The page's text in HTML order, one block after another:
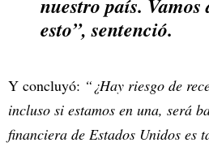
nuestro país. Vamos
esto”, sentenció.
Y concluyó: “¿Hay riesgo de
incluso si estamos en una, será
financiera de Estados Unidos es